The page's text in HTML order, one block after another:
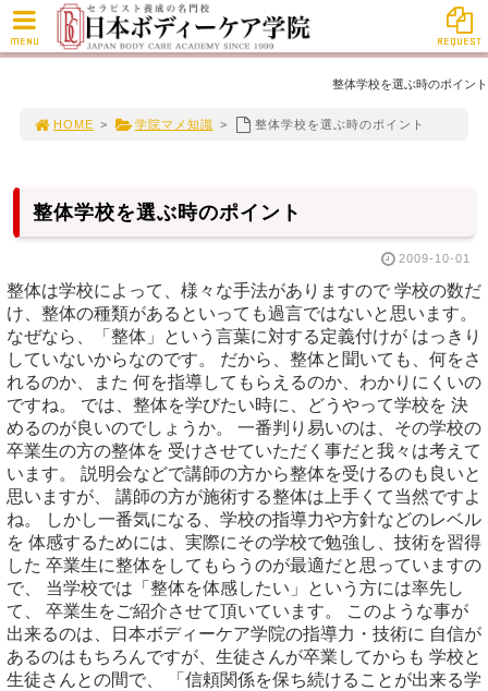
整体学校を選ぶ時のポイント
HOME > 学院マメ知識 > 整体学校を選ぶ時のポイント
整体学校を選ぶ時のポイント
2009-10-01
整体は学校によって、様々な手法がありますので 学校の数だ
け、整体の種類があるといっても過言ではないと思います。
なぜなら、「整体」という言葉に対する定義付けが はっきり
していないからなのです。 だから、整体と聞いても、何をさ
れるのか、また 何を指導してもらえるのか、わかりにくいの
ですね。 では、整体を学びたい時に、どうやって学校を 決
めるのが良いのでしょうか。 一番判り易いのは、その学校の
卒業生の方の整体を 受けさせていただく事だと我々は考えて
います。 説明会などで講師の方から整体を受けるのも良いと
思いますが、 講師の方が施術する整体は上手くて当然ですよ
ね。 しかし一番気になる、学校の指導力や方針などのレベル
を 体感するためには、実際にその学校で勉強し、技術を習得
した 卒業生に整体をしてもらうのが最適だと思っていますの
で、 当学校では「整体を体感したい」という方には率先し
て、 卒業生をご紹介させて頂いています。 このような事が
出来るのは、日本ボディーケア学院の指導力・技術に 自信が
あるのはもちろんですが、生徒さんが卒業してからも 学校と
生徒さんとの間で、 「信頼関係を保ち続けることが出来る学
MENU REQUEST